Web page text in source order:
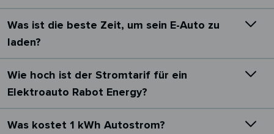
Was ist die beste Zeit, um sein E-Auto zu
laden?
Wie hoch ist der Stromtarif für ein
Elektroauto Rabot Energy?
Was kostet 1 kWh Autostrom?